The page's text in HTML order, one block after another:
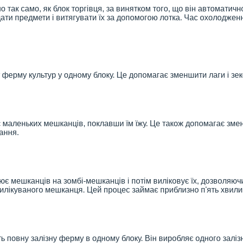
так само, як блок торгівця, за винятком того, що він
предмети і витягувати їх за допомогою лотка. Час
культур у одному блоку. Це допомагає зменшити лаги і
мешканців, поклавши їм їжу. Це також допомагає
мешканців на зомбі-мешканців і потім виліковує їх,
мешканця. Цей процес займає приблизно п'ять
повну залізну ферму в одному блоку. Він виробляє одного